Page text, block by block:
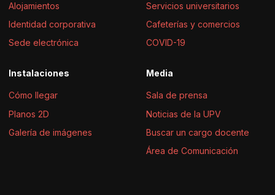
Alojamientos
Identidad corporativa
Sede electrónica
Servicios universitarios
Cafeterías y comercios
COVID-19
Instalaciones
Cómo llegar
Planos 2D
Galería de imágenes
Media
Sala de prensa
Noticias de la UPV
Buscar un cargo docente
Área de Comunicación